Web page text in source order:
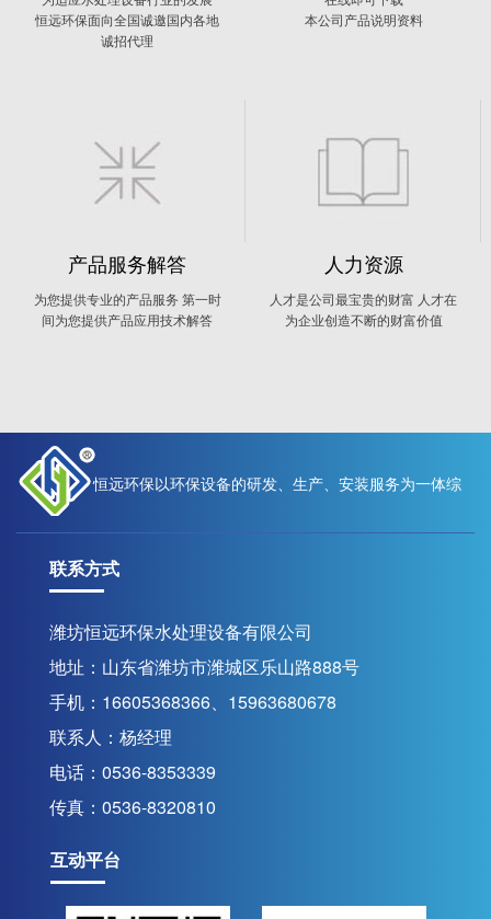
恒远环保面向全国诚邀国内各地
诚招代理
本公司产品说明资料
产品服务解答
为您提供专业的产品服务 第一时
间为您提供产品应用技术解答
人力资源
人才是公司最宝贵的财富 人才在
为企业创造不断的财富价值
恒远环保以环保设备的研发、生产、安装服务为一体综
合性现代化高新技术企业
联系我们
联系方式
潍坊恒远环保水处理设备有限公司
地址：山东省潍坊市潍城区乐山路888号
手机：16605368366、15963680678
联系人：杨经理
电话：0536-8353339
传真：0536-8320810
互动平台